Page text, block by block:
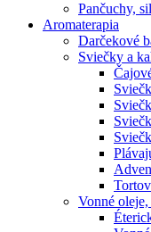
Pančuchy,
Aromaterapia
Darčekové
Sviečky a
Vonné